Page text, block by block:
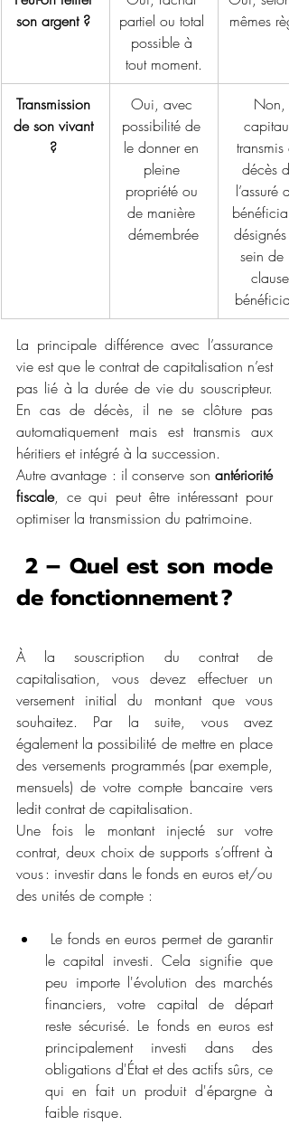
son argent ?
partiel ou total
possible à
tout moment.
mêmes
Transmission
de son vivant
?
Oui, avec
possibilité de
le donner en
pleine
propriété ou
de manière
démembrée
Non,
capitaux
transmis
décès
l’assuré
désignés
sein de
clause
La principale différence avec l’assurance
vie est que le contrat de capitalisation n’est
pas lié à la durée de vie du souscripteur.
En cas de décès, il ne se clôture pas
automatiquement mais est transmis aux
héritiers et intégré à la succession.
Autre avantage : il conserve son antériorité
fiscale, ce qui peut être intéressant pour
optimiser la transmission du patrimoine.
2 – Quel est son mode
de fonctionnement ?
À la souscription du contrat de
capitalisation, vous devez effectuer un
versement initial du montant que vous
souhaitez. Par la suite, vous avez
également la possibilité de mettre en place
des versements programmés (par exemple,
mensuels) de votre compte bancaire vers
ledit contrat de capitalisation.
Une fois le montant injecté sur votre
contrat, deux choix de supports s’offrent à
vous : investir dans le fonds en euros et/ou
des unités de compte :
Le fonds en euros permet de garantir
le capital investi. Cela signifie que
peu importe l'évolution des marchés
financiers, votre capital de départ
reste sécurisé. Le fonds en euros est
principalement investi dans des
obligations d'État et des actifs sûrs, ce
qui en fait un produit d'épargne à
faible risque.